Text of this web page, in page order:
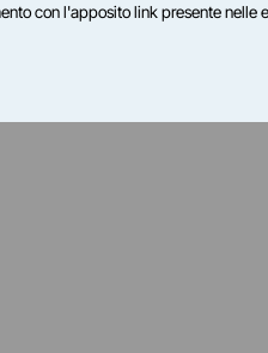
con l'apposito link presente nelle